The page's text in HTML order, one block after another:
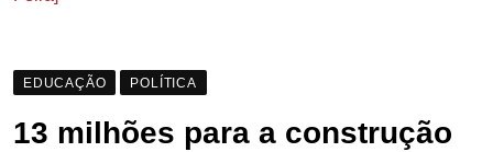
EDUCAÇÃO POLÍTICA
13 milhões para a construção